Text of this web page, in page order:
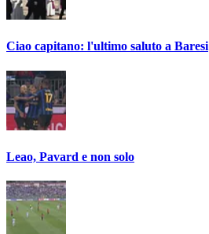
Ciao capitano: l'ultimo saluto a Baresi
Leao, Pavard e non solo